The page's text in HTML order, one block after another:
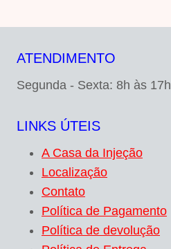
ATENDIMENTO
Segunda - Sexta: 8h às 17h
LINKS ÚTEIS
A Casa da Injeção
Localização
Contato
Política de Pagamento
Política de devolução